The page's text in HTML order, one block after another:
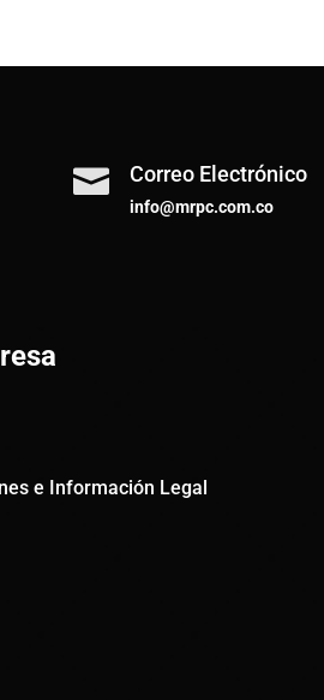
 Correo Electrónico
info@mrpc.com.co
e Información Legal